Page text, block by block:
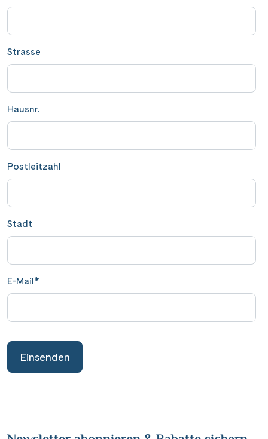
Strasse
Hausnr.
Postleitzahl
Stadt
E-Mail*